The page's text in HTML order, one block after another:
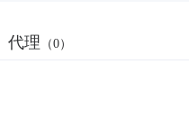
代理 （0）